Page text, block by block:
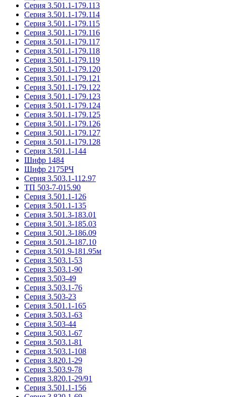
Серия 3.501.1-179.113
Серия 3.501.1-179.114
Серия 3.501.1-179.115
Серия 3.501.1-179.116
Серия 3.501.1-179.117
Серия 3.501.1-179.118
Серия 3.501.1-179.119
Серия 3.501.1-179.120
Серия 3.501.1-179.121
Серия 3.501.1-179.122
Серия 3.501.1-179.123
Серия 3.501.1-179.124
Серия 3.501.1-179.125
Серия 3.501.1-179.126
Серия 3.501.1-179.127
Серия 3.501.1-179.128
Серия 3.501.1-144
Шифр 1484
Шифр 2175РЧ
Серия 3.503.1-112.97
ТП 503-7-015.90
Серия 3.501.1-126
Серия 3.501.1-135
Серия 3.501.3-183.01
Серия 3.501.3-185.03
Серия 3.501.3-186.09
Серия 3.501.3-187.10
Серия 3.501.9-181.95м
Серия 3.503.1-53
Серия 3.503.1-90
Серия 3.503-49
Серия 3.503.1-76
Серия 3.503-23
Серия 3.501.1-165
Серия 3.503.1-63
Серия 3.503-44
Серия 3.503.1-67
Серия 3.503.1-81
Серия 3.503.1-108
Серия 3.820.1-29
Серия 3.503.9-78
Серия 3.820.1-29/91
Серия 3.501.1-156